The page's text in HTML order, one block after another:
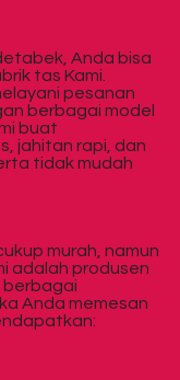
Anda bisa
tas Kami.
pesanan
berbagai model
buat
jahitan rapi, dan
tidak mudah
murah, namun
adalah produsen
berbagai
Anda memesan